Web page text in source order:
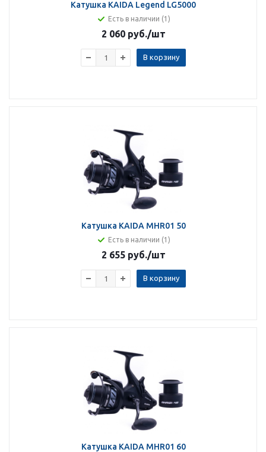
Катушка KAIDA Legend LG5000
Есть в наличии (1)
2 060 руб./шт
В корзину
Катушка KAIDA MHR01 50
Есть в наличии (1)
2 655 руб./шт
В корзину
Катушка KAIDA MHR01 60